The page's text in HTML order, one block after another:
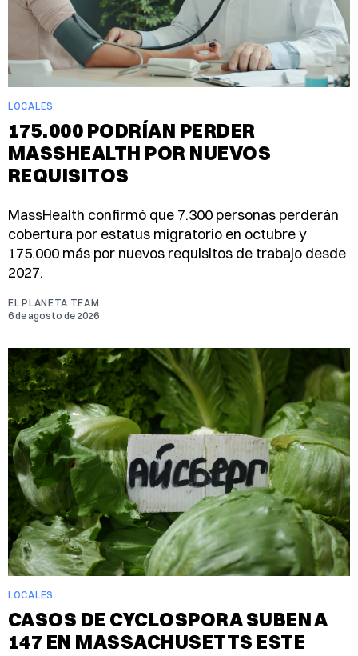
LOCALES
175.000 PODRÍAN PERDER
MASSHEALTH POR NUEVOS
REQUISITOS
MassHealth confirmó que 7.300 personas perderán
cobertura por estatus migratorio en octubre y
175.000 más por nuevos requisitos de trabajo desde
2027.
EL PLANETA TEAM
6 de agosto de 2026
LOCALES
CASOS DE CYCLOSPORA SUBEN A
147 EN MASSACHUSETTS ESTE